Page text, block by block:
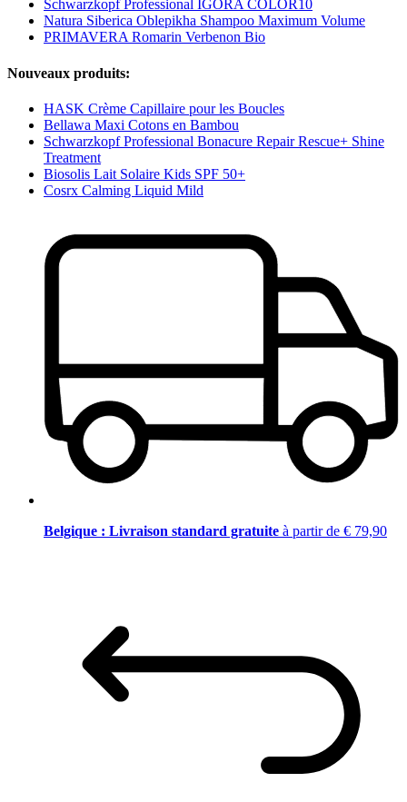
Schwarzkopf Professional IGORA COLOR10
Natura Siberica Oblepikha Shampoo Maximum Volume
PRIMAVERA Romarin Verbenon Bio
Nouveaux produits:
HASK Crème Capillaire pour les Boucles
Bellawa Maxi Cotons en Bambou
Schwarzkopf Professional Bonacure Repair Rescue+ Shine
Treatment
Biosolis Lait Solaire Kids SPF 50+
Cosrx Calming Liquid Mild
Belgique : Livraison standard gratuite à partir de € 79,90